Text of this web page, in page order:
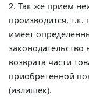
2. Так же прием
производится, т.к.
имеет
возврата части
приобретенной
(излишек).